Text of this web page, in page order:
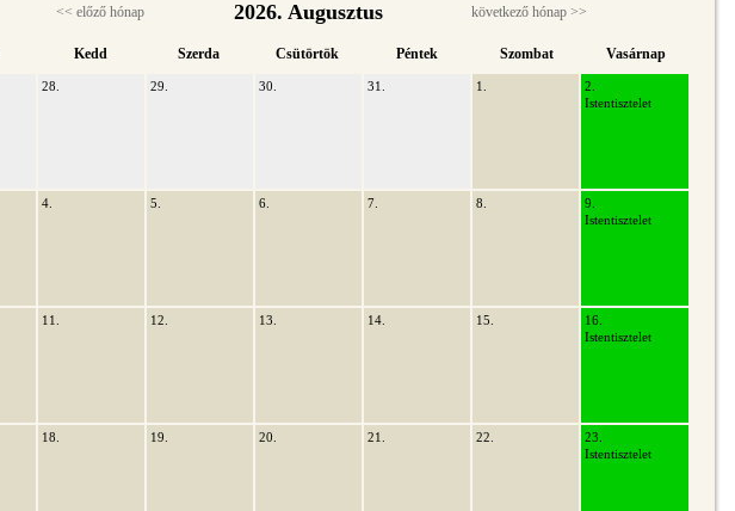
<< előző hónap 2026. Augusztus következő hónap >>
Kedd Szerda Csütörtök Péntek Szombat Vasárnap
28. 29. 30. 31. 1.
2.
Istentisztelet
4. 5. 6. 7. 8.
9.
Istentisztelet
11. 12. 13. 14. 15.
16.
Istentisztelet
18. 19. 20. 21. 22.
23.
Istentisztelet